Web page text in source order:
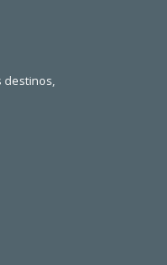
destinos,